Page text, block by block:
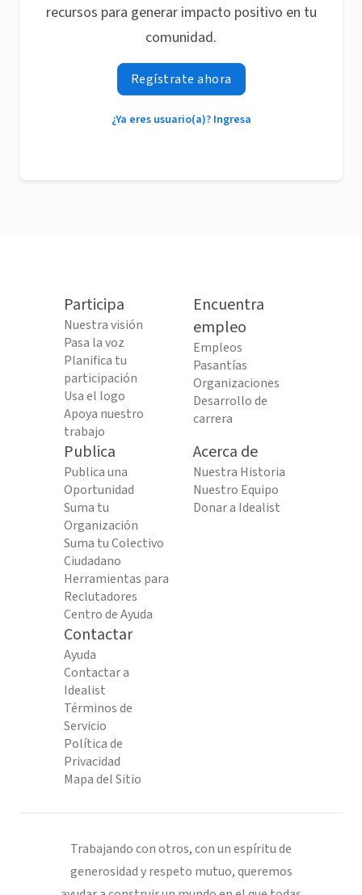
recursos para generar impacto positivo en tu
comunidad.
Regístrate ahora
¿Ya eres usuario(a)? Ingresa
Participa
Nuestra visión
Pasa la voz
Planifica tu
participación
Usa el logo
Apoya nuestro
trabajo
Encuentra
empleo
Empleos
Pasantías
Organizaciones
Desarrollo de
carrera
Publica
Publica una
Oportunidad
Suma tu
Organización
Suma tu Colectivo
Ciudadano
Herramientas para
Reclutadores
Centro de Ayuda
Acerca de
Nuestra Historia
Nuestro Equipo
Donar a Idealist
Contactar
Ayuda
Contactar a
Idealist
Términos de
Servicio
Política de
Privacidad
Mapa del Sitio
Trabajando con otros, con un espíritu de
generosidad y respeto mutuo, queremos